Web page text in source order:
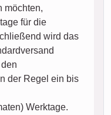
möchten,
für die
wird das
der Regel ein bis
Werktage.